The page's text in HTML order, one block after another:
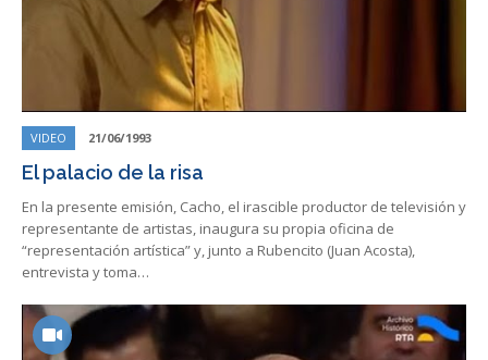
VIDEO 21/06/1993
El palacio de la risa
En la presente emisión, Cacho, el irascible productor de televisión y
representante de artistas, inaugura su propia oficina de
“representación artística” y, junto a Rubencito (Juan Acosta),
entrevista y toma…